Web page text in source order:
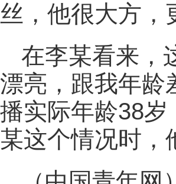
丝，他很大方，
在李某看来，
漂亮，跟我年龄
播实际年龄38岁
某这个情况时，